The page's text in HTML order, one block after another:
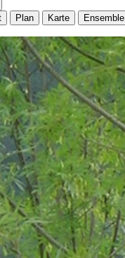
Plan Karte Ensemble